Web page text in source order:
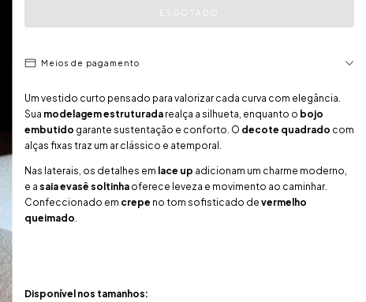
Meios de pagamento
Um vestido curto pensado para valorizar cada curva com elegância.
Sua modelagem estruturada realça a silhueta, enquanto o bojo
embutido garante sustentação e conforto. O decote quadrado com
alças fixas traz um ar clássico e atemporal.
Nas laterais, os detalhes em lace up adicionam um charme moderno,
e a saia evasê soltinha oferece leveza e movimento ao caminhar.
Confeccionado em crepe no tom sofisticado de vermelho
queimado.
Disponível nos tamanhos: